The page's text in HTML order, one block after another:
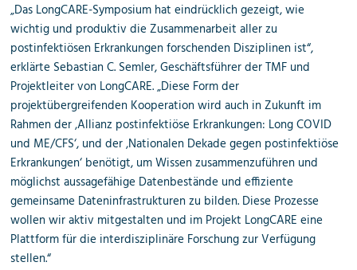
„Das LongCARE-Symposium hat eindrücklich gezeigt, wie
wichtig und produktiv die Zusammenarbeit aller zu
postinfektiösen Erkrankungen forschenden Disziplinen ist“,
erklärte Sebastian C. Semler, Geschäftsführer der TMF und
Projektleiter von LongCARE. „Diese Form der
projektübergreifenden Kooperation wird auch in Zukunft im
Rahmen der ‚Allianz postinfektiöse Erkrankungen: Long COVID
und ME/CFS‘, und der ‚Nationalen Dekade gegen postinfektiöse
Erkrankungen‘ benötigt, um Wissen zusammenzuführen und
möglichst aussagefähige Datenbestände und effiziente
gemeinsame Dateninfrastrukturen zu bilden. Diese Prozesse
wollen wir aktiv mitgestalten und im Projekt LongCARE eine
Plattform für die interdisziplinäre Forschung zur Verfügung
stellen.“